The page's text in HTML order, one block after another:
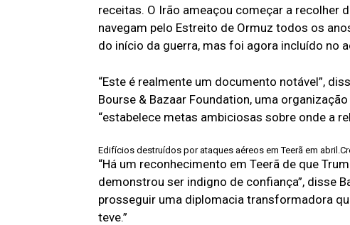
receitas. O Irão ameaçou começar a recolher
navegam pelo Estreito de Ormuz todos os
do início da guerra, mas foi agora incluído no
“Este é realmente um documento notável”,
Bourse & Bazaar Foundation, uma
“estabelece metas ambiciosas sobre onde a
Edifícios destruídos por ataques aéreos em Teerã em abril.
“Há um reconhecimento em Teerã de que
demonstrou ser indigno de confiança”, disse
prosseguir uma diplomacia transformadora
teve.”